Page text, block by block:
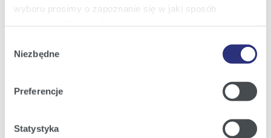
wyboru prosimy o zapoznanie się w jaki sposób
Szczegółowe informacje na ten temat znajdziecie
Polityce
zgodę na umieszczenie wszystkich rodzajów plików
zgody
Niezbędne
Preferencje
Statystyka
eBOK
Obsługa Klienta dla Domu